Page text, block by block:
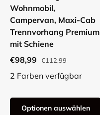
Wohnmobil,
Campervan, Maxi-Cab
Trennvorhang Premium
mit Schiene
€98,99
€112,99
2 Farben verfügbar
Optionen auswählen